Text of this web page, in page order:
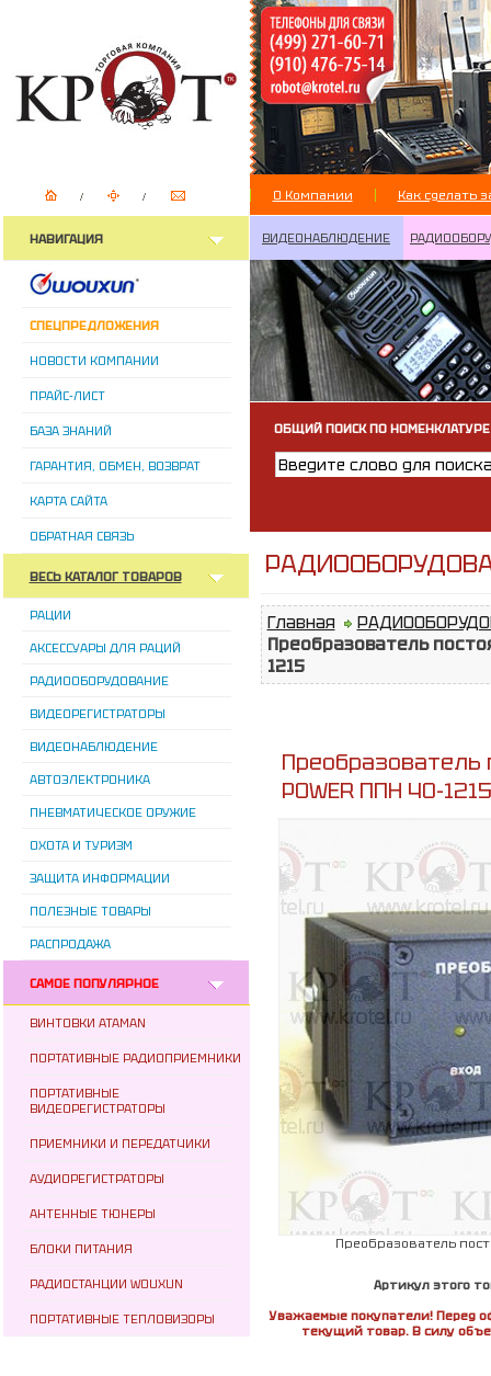
О Компании Как сделать
НАВИГАЦИЯ
СПЕЦПРЕДЛОЖЕНИЯ
НОВОСТИ КОМПАНИИ
ПРАЙС-ЛИСТ
БАЗА ЗНАНИЙ
ГАРАНТИЯ, ОБМЕН, ВОЗВРАТ
КАРТА САЙТА
ОБРАТНАЯ СВЯЗЬ
ВЕСЬ КАТАЛОГ ТОВАРОВ
РАЦИИ
АКСЕССУАРЫ ДЛЯ РАЦИЙ
РАДИООБОРУДОВАНИЕ
ВИДЕОРЕГИСТРАТОРЫ
ВИДЕОНАБЛЮДЕНИЕ
АВТОЭЛЕКТРОНИКА
ПНЕВМАТИЧЕСКОЕ ОРУЖИЕ
ОХОТА И ТУРИЗМ
ЗАЩИТА ИНФОРМАЦИИ
ПОЛЕЗНЫЕ ТОВАРЫ
РАСПРОДАЖА
САМОЕ ПОПУЛЯРНОЕ
ВИНТОВКИ ATAMAN
ПОРТАТИВНЫЕ РАДИОПРИЕМНИКИ
ПОРТАТИВНЫЕ
ВИДЕОРЕГИСТРАТОРЫ
ПРИЕМНИКИ И ПЕРЕДАТЧИКИ
АУДИОРЕГИСТРАТОРЫ
АНТЕННЫЕ ТЮНЕРЫ
БЛОКИ ПИТАНИЯ
РАДИОСТАНЦИИ WOUXUN
ПОРТАТИВНЫЕ ТЕПЛОВИЗОРЫ
ВИДЕОНАБЛЮДЕНИЕ
ОБЩИЙ ПОИСК ПО НОМЕНКЛАТУРЕ
Главная
Преобразователь
1215
Преобразователь
POWER ППН 40-1215
Преобразователь
Артикул этого
Уважаемые покупатели! Перед
текущий товар. В силу